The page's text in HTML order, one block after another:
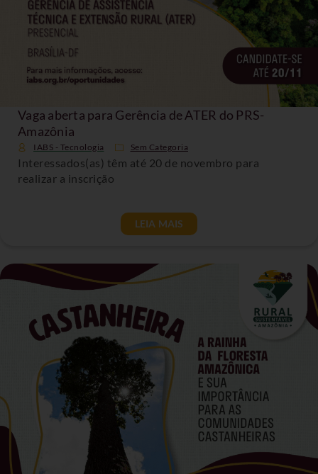
Vaga aberta para Gerência de ATER do PRS-
Amazônia
IABS - Tecnologia Sem Categoria
Interessados(as) têm até 20 de novembro para
realizar a inscrição
LEIA MAIS